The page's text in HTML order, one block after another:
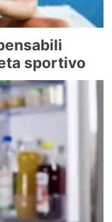
sportivo